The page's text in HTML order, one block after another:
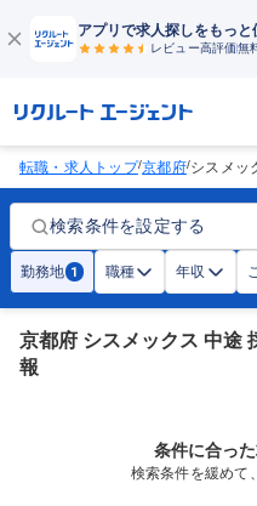
アプリで求人探しをもっと
レビュー高評価無
転職・求人トップ/京都府/シスメッ
検索条件を設定する
勤務地 1 職種 年収
京都府 シスメックス 中途
報
条件に合っ
検索条件を緩めて